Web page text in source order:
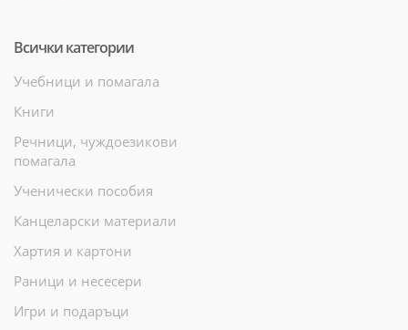
Всички категории
Учебници и помагала
Книги
Речници, чуждоезикови
помагала
Ученически пособия
Канцеларски материали
Хартия и картони
Раници и несесери
Игри и подаръци